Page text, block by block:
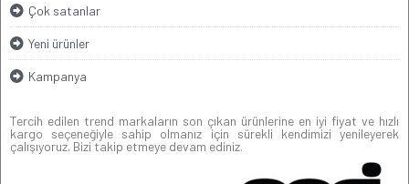
Çok satanlar
Yeni ürünler
Kampanya
Tercih edilen trend markaların son çıkan ürünlerine en iyi fiyat ve hızlı
kargo seçeneğiyle sahip olmanız için sürekli kendimizi yenileyerek
çalışıyoruz. Bizi takip etmeye devam ediniz.